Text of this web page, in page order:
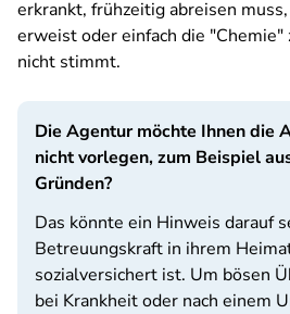
erkrankt, frühzeitig abreisen
erweist oder einfach die "Chemie"
nicht stimmt.
Die Agentur möchte Ihnen die
nicht vorlegen, zum Beispiel
Gründen?
Das könnte ein Hinweis darauf
Betreuungskraft in ihrem
sozialversichert ist. Um bösen
bei Krankheit oder nach einem